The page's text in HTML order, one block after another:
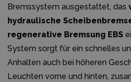
Bremssystem ausgestattet, das
hydraulische
regenerative Bremsung EBS
System sorgt für ein schnelles
Anhalten auch bei höheren
Leuchten vorne und hinten,